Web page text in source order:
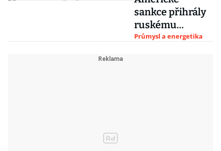
sankce přihrály
ruskému
ropnému
Průmysl a energetika